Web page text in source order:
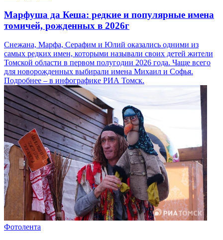
Марфуша да Кеша: редкие и популярные имена
томичей, рожденных в 2026г
Снежана, Марфа, Серафим и Юлий оказались одними из
самых редких имен, которыми называли своих детей жители
Томской области в первом полугодии 2026 года. Чаще всего
для новорожденных выбирали имена Михаил и Софья.
Подробнее – в инфографике РИА Томск.
Фотолента